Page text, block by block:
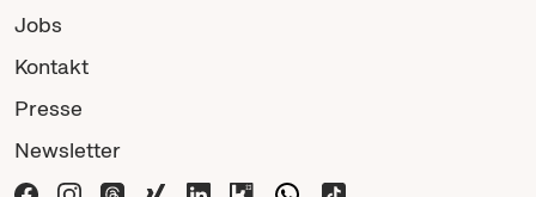
Jobs
Kontakt
Presse
Newsletter